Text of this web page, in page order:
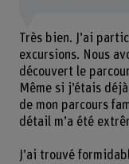
Très bien. J’ai
excursions. Nous
découvert le
Même si j’étais
de mon parcours
détail m’a été
J’ai trouvé